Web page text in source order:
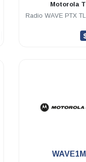
Motorola
Radio WAVE PTX